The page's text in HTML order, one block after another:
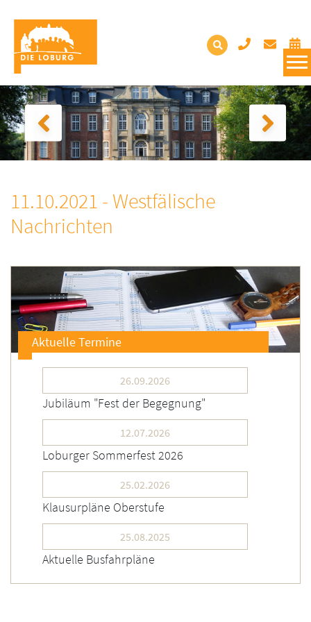
11.10.2021 - Westfälische
Nachrichten
Aktuelle Termine
26.09.2026
Jubiläum "Fest der Begegnung"
12.07.2026
Loburger Sommerfest 2026
25.02.2026
Klausurpläne Oberstufe
25.08.2025
Aktuelle Busfahrpläne